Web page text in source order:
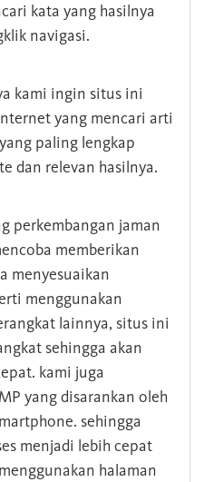
kata yang hasilnya
navigasi.
kami ingin situs ini
yang mencari arti
paling lengkap
dan relevan hasilnya.
perkembangan jaman
memberikan
menyesuaikan
menggunakan
lainnya, situs ini
sehingga akan
kami juga
yang disarankan oleh
sehingga
menjadi lebih cepat
halaman